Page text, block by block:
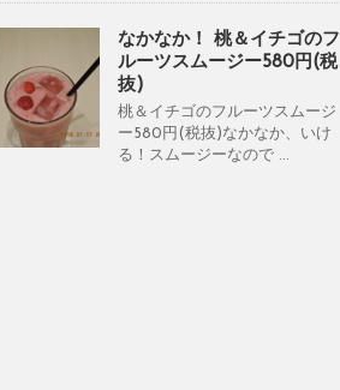
なかなか！ 桃＆イチゴのフ
ルーツスムージー580円(税
抜)
桃＆イチゴのフルーツスムージ
ー580円(税抜)なかなか、いけ
る！スムージーなので ...